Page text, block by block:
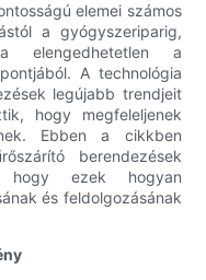
elemei számos
a gyógyszeriparig,
elengedhetetlen a
A technológia
legújabb trendjeit
hogy megfeleljenek
Ebben a cikkben
berendezések
hogy ezek hogyan
és feldolgozásának